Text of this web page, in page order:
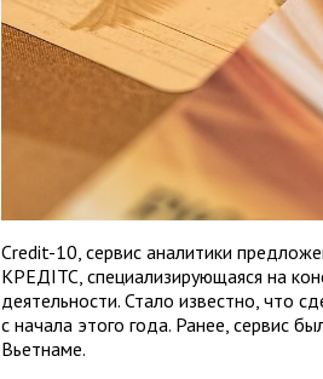
Credit-10, сервис аналитики
КРЕДІТС, специализирующаяся на
деятельности. Стало известно, что
с начала этого года. Ранее, сервис
Вьетнаме.